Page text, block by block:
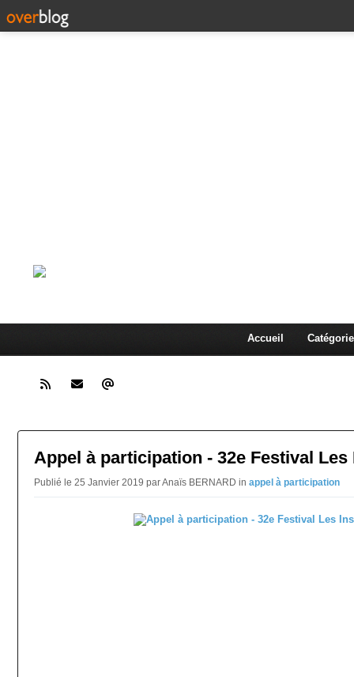
Accueil
Appel à participation - 32e Festival
Publié le 25 Janvier 2019 par Anaïs BERNARD in appel à participation